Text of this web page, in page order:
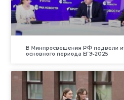
В Минпросвещения РФ подвели
основного периода ЕГЭ‑2025